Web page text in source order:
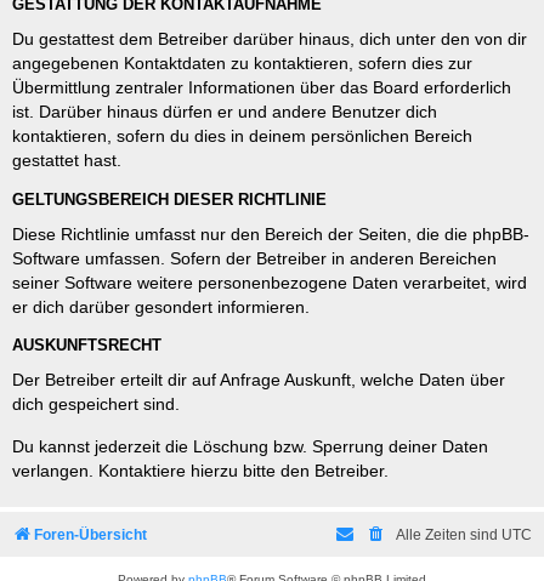
GESTATTUNG DER KONTAKTAUFNAHME
Du gestattest dem Betreiber darüber hinaus, dich unter den von dir
angegebenen Kontaktdaten zu kontaktieren, sofern dies zur
Übermittlung zentraler Informationen über das Board erforderlich
ist. Darüber hinaus dürfen er und andere Benutzer dich
kontaktieren, sofern du dies in deinem persönlichen Bereich
gestattet hast.
GELTUNGSBEREICH DIESER RICHTLINIE
Diese Richtlinie umfasst nur den Bereich der Seiten, die die phpBB-
Software umfassen. Sofern der Betreiber in anderen Bereichen
seiner Software weitere personenbezogene Daten verarbeitet, wird
er dich darüber gesondert informieren.
AUSKUNFTSRECHT
Der Betreiber erteilt dir auf Anfrage Auskunft, welche Daten über
dich gespeichert sind.
Du kannst jederzeit die Löschung bzw. Sperrung deiner Daten
verlangen. Kontaktiere hierzu bitte den Betreiber.
Foren-Übersicht Alle Zeiten sind UTC